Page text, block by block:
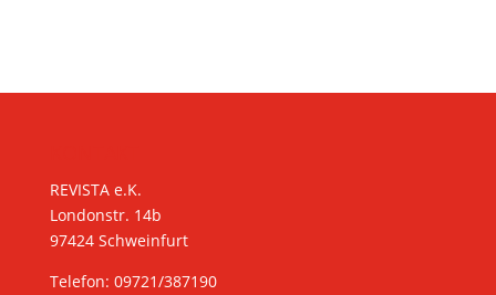
REVISTA e.K.
Londonstr. 14b
97424 Schweinfurt
Telefon: 09721/387190